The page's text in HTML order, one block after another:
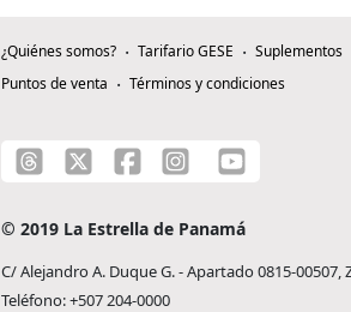
¿Quiénes somos? Tarifario GESE Suplementos
Puntos de venta
Términos y condiciones
© 2019 La Estrella de Panamá
C/ Alejandro A. Duque G. - Apartado 0815-00507,
Teléfono: +507 204-0000